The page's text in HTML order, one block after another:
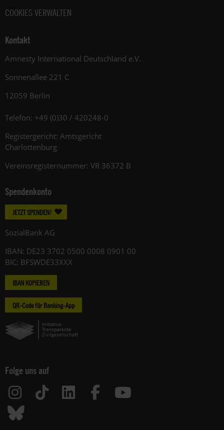
COOKIES VERWALTEN
Kontakt
Amnesty International Deutschland e.V.
Sonnenallee 221 C
12059 Berlin
Telefon: +49 (0)30 / 420248-0
Registergericht: Amtsgericht
Charlottenburg
Vereinsregisternummer: VR 36372 B
Spendenkonto
JETZT SPENDEN!
SozialBank AG
IBAN: DE23 3702 0500 0008 0901 00
BIC: BFSWDE33XXX
IBAN KOPIEREN
QR-Code für Banking-App
Folge uns auf